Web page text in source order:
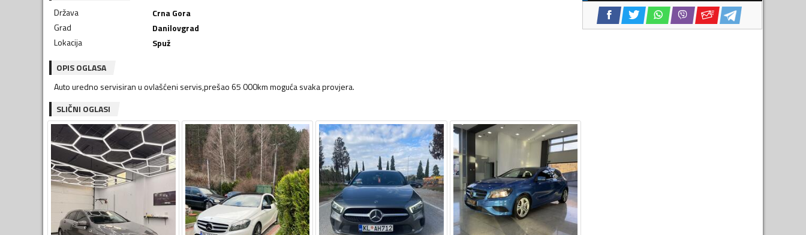
Država
Crna Gora
Grad
Danilovgrad
Lokacija
Spuž
OPIS OGLASA
Auto uredno servisiran u ovlašćeni servis,prešao 65 000km moguća svaka provjera.
SLIČNI OGLASI